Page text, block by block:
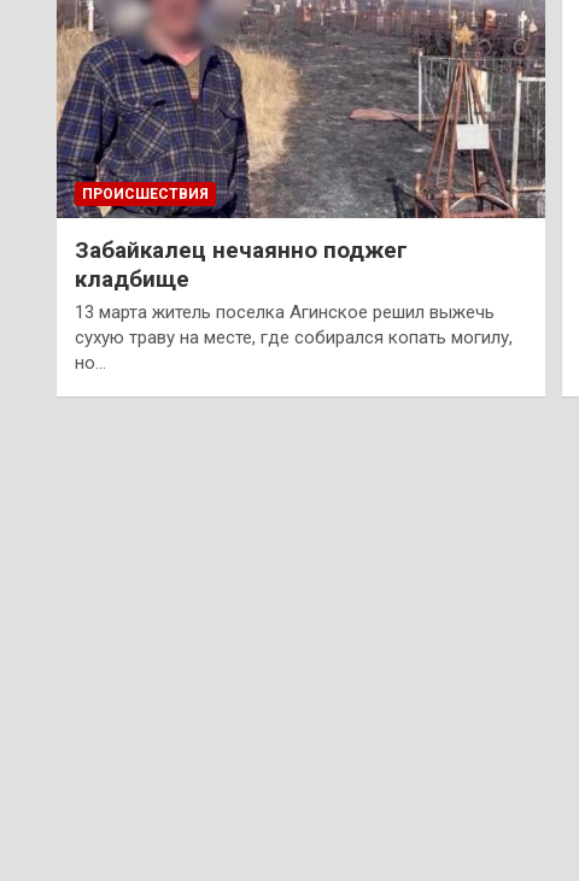
ПРОИСШЕСТВИЯ
Забайкалец нечаянно поджег
кладбище
13 марта житель поселка Агинское решил выжечь
сухую траву на месте, где собирался копать могилу,
но…